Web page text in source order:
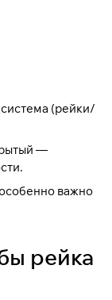
(рейки/
—
важно
рейка